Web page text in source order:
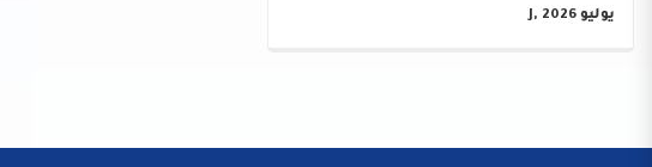
يوليو J, 2026